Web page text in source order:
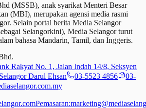
(MSSB), anak syarikat Menteri Besar
(MBI), merupakan agensi media rasmi
Selain portal berita Media Selangor
Selangorkini), Media Selangor turut
bahasa Mandarin, Tamil, dan Inggeris.
Rakyat No. 1, Jalan Indah 14/8, Seksyen
Darul Ehsan
03-5523 4856
03-
Pemasaran: